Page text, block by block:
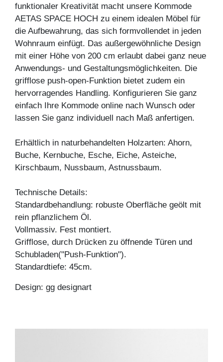
funktionaler Kreativität macht unsere Kommode
AETAS SPACE HOCH zu einem idealen Möbel für
die Aufbewahrung, das sich formvollendet in jeden
Wohnraum einfügt. Das außergewöhnliche Design
mit einer Höhe von 200 cm erlaubt dabei ganz neue
Anwendungs- und Gestaltungsmöglichkeiten. Die
grifflose push-open-Funktion bietet zudem ein
hervorragendes Handling. Konfigurieren Sie ganz
einfach Ihre Kommode online nach Wunsch oder
lassen Sie ganz individuell nach Maß anfertigen.
Erhältlich in naturbehandelten Holzarten: Ahorn,
Buche, Kernbuche, Esche, Eiche, Asteiche,
Kirschbaum, Nussbaum, Astnussbaum.
Technische Details:
Standardbehandlung: robuste Oberfläche geölt mit
rein pflanzlichem Öl.
Vollmassiv. Fest montiert.
Grifflose, durch Drücken zu öffnende Türen und
Schubladen("Push-Funktion").
Standardtiefe: 45cm.
Design: gg designart